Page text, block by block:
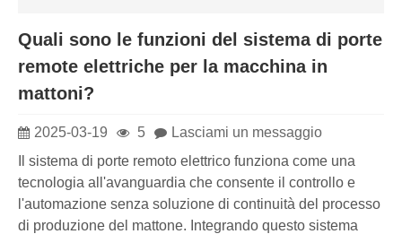
Quali sono le funzioni del sistema di porte
remote elettriche per la macchina in
mattoni?
2025-03-19 5
Lasciami un messaggio
Il sistema di porte remoto elettrico funziona come una
tecnologia all'avanguardia che consente il controllo e
l'automazione senza soluzione di continuità del processo
di produzione del mattone. Integrando questo sistema